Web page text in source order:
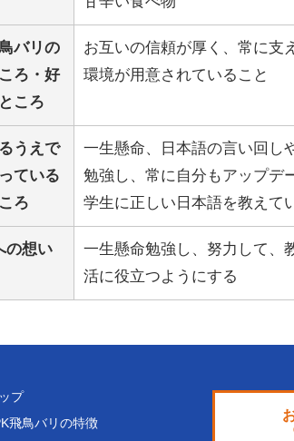
バリの
ろ・好
ころ
お互いの信頼が厚く、常に支
環境が用意されていること
うえで
ている
ろ
一生懸命、日本語の言い回し
勉強し、常に自分もアップデ
学生に正しい日本語を教えて
の想い
一生懸命勉強し、努力して、
活に役立つようにする
プ
飛鳥バリの特徴